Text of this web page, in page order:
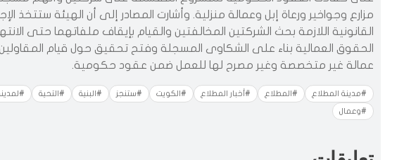
مزارع وجواخير ورعاة إبل وعمالة منزلية. وأشارت المصادر إلى أن الهيئة ستتخذ
القانونية اللازمة بحث الشركتين المخالفتين والقيام بإيقاف ملفاتهما حتى
الحقوق العمالية بناء على الشكاوى المسجلة وفتح تحقيق حول قيام
عمالة غير متخصصة وغير مصرح لها للعمل ضمن عقود حكومية.
#مدينة المطلاع #المطلاع #أخبار المطلاع #الكويت #ستنجز #البنية #التحية
#وعمال